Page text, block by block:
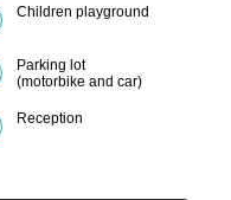
Children playground
Parking lot
(motorbike and car)
Reception